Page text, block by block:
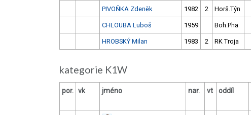
PIVOŇKA Zdeněk 1982 2 Horš.Týn
CHLOUBA Luboš 1959 Boh.Pha
HROBSKÝ Milan 1983 2 RK Troja
kategorie K1W
por. vk jméno nar. vt oddíl